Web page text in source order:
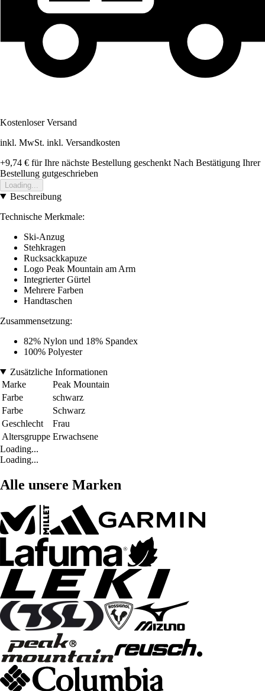
Kostenloser Versand
inkl. MwSt. inkl. Versandkosten
+9,74 € für Ihre nächste Bestellung geschenkt Nach Bestätigung Ihrer
Bestellung gutgeschrieben
Loading...
Beschreibung
Technische Merkmale:
Ski-Anzug
Stehkragen
Rucksackkapuze
Logo Peak Mountain am Arm
Integrierter Gürtel
Mehrere Farben
Handtaschen
Zusammensetzung:
82% Nylon und 18% Spandex
100% Polyester
Zusätzliche Informationen
Marke
Peak Mountain
Farbe
schwarz
Farbe
Schwarz
Geschlecht
Frau
Altersgruppe Erwachsene
Loading...
Loading...
Alle unsere Marken